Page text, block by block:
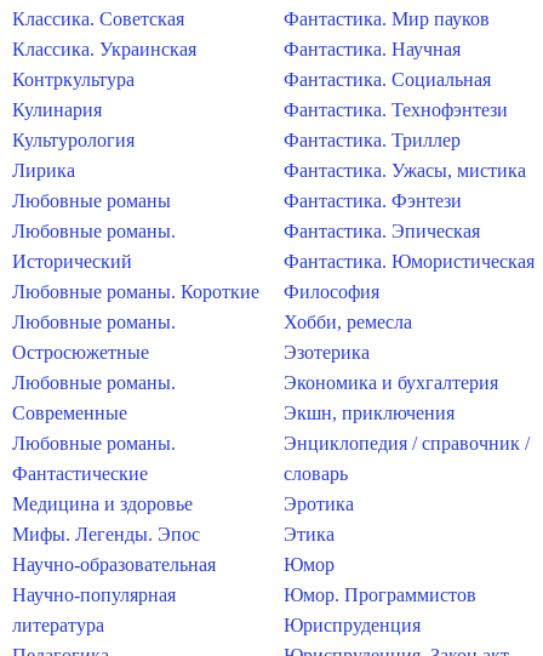
Классика. Советская
Классика. Украинская
Контркультура
Кулинария
Культурология
Лирика
Любовные романы
Любовные романы.
Исторический
Любовные романы. Короткие
Любовные романы.
Остросюжетные
Любовные романы.
Современные
Любовные романы.
Фантастические
Медицина и здоровье
Мифы. Легенды. Эпос
Научно-образовательная
Научно-популярная
литература
Фантастика. Мир пауков
Фантастика. Научная
Фантастика. Социальная
Фантастика. Технофэнтези
Фантастика. Триллер
Фантастика. Ужасы, мистика
Фантастика. Фэнтези
Фантастика. Эпическая
Фантастика. Юмористическая
Философия
Хобби, ремесла
Эзотерика
Экономика и бухгалтерия
Экшн, приключения
Энциклопедия / справочник /
словарь
Эротика
Этика
Юмор
Юмор. Программистов
Юриспруденция